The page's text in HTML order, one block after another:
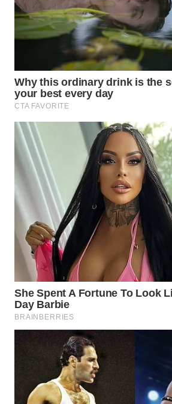
WN
SUBANG
SUKABUMI
WN
PURWAKARTA
WN
PRIANGAN
TIMUR
WN
SEMARANG
WN
SOLO
WN
BOROBUDUR
WN
MADURA
SURABAYA